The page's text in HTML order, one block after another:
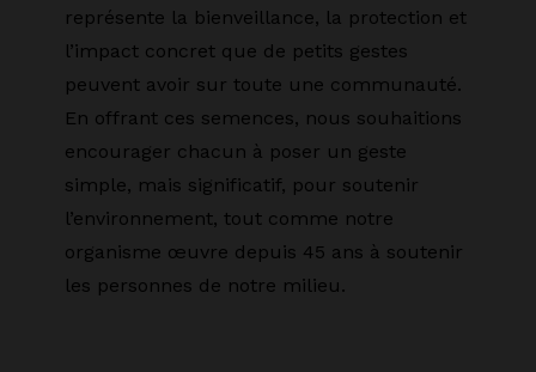
représente la bienveillance, la protection et
l’impact concret que de petits gestes
peuvent avoir sur toute une communauté.
En offrant ces semences, nous souhaitions
encourager chacun à poser un geste
simple, mais significatif, pour soutenir
l’environnement, tout comme notre
organisme œuvre depuis 45 ans à soutenir
les personnes de notre milieu.